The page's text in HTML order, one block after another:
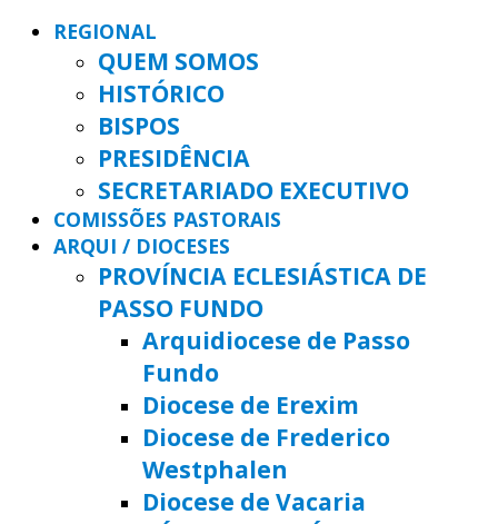
REGIONAL
QUEM SOMOS
HISTÓRICO
BISPOS
PRESIDÊNCIA
SECRETARIADO EXECUTIVO
COMISSÕES PASTORAIS
ARQUI / DIOCESES
PROVÍNCIA ECLESIÁSTICA DE
PASSO FUNDO
Arquidiocese de Passo
Fundo
Diocese de Erexim
Diocese de Frederico
Westphalen
Diocese de Vacaria